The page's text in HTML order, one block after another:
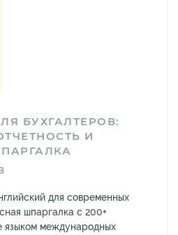
БУХГАЛТЕРОВ:
И
для современных
шпаргалка с 200+
языком международных